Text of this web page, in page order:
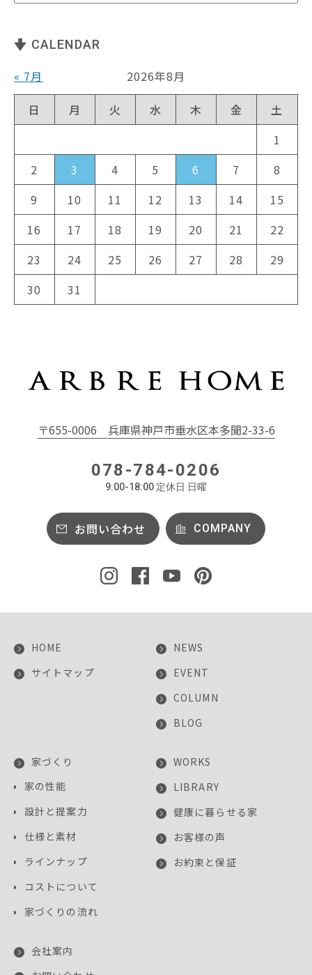
CALENDAR
« 7月
2026年8月
日
月 火 水 木 金
土
1
2
3 4 5 6 7
8
9
10 11 12 13 14
15
16
17 18 19 20 21
22
23
24 25 26 27 28
29
30
31
〒655-0006 兵庫県神戸市垂水区本多聞2-33-6
078-784-0206
9:00-18:00 定休日 日曜
お問い合わせ COMPANY
HOME
サイトマップ
NEWS
EVENT
COLUMN
BLOG
家づくり
家の性能
設計と提案力
仕様と素材
ラインナップ
コストについて
家づくりの流れ
WORKS
LIBRARY
健康に暮らせる家
お客様の声
お約束と保証
会社案内